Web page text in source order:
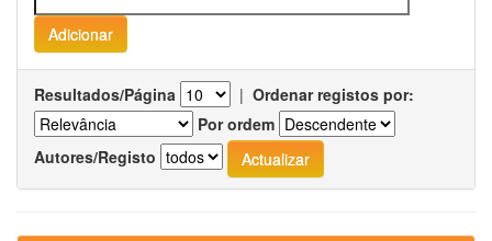
Resultados/Página | Ordenar registos por:
Por ordem
Autores/Registo